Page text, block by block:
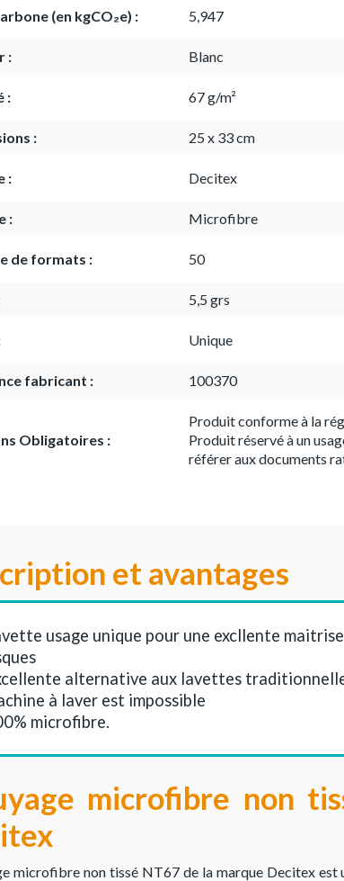
(en kgCO₂e) : 5,947
: Blanc
: 67 g/m²
: 25 x 33 cm
: Decitex
: Microfibre
de formats : 50
5,5 grs
Unique
fabricant : 100370
Obligatoires :
Produit conforme à la
Produit réservé à un
référer aux documents
et avantages
usage unique pour une excllente
alternative aux lavettes
à laver est impossible
microfibre.
microfibre non
microfibre non tissé NT67 de la marque Decitex